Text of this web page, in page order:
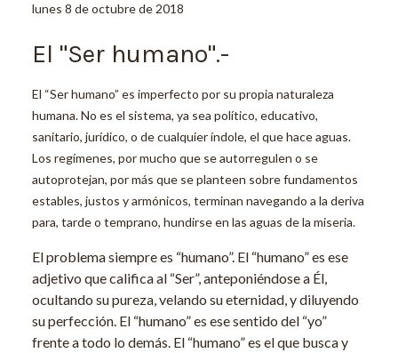
lunes 8 de octubre de 2018
El "Ser humano".-
El “Ser humano” es imperfecto por su propia naturaleza
humana. No es el sistema, ya sea político, educativo,
sanitario, jurídico, o de cualquier índole, el que hace aguas.
Los regímenes, por mucho que se autorregulen o se
autoprotejan, por más que se planteen sobre fundamentos
estables, justos y armónicos, terminan navegando a la deriva
para, tarde o temprano, hundirse en las aguas de la miseria.
El problema siempre es “humano”. El “humano” es ese
adjetivo que califica al “Ser”, anteponiéndose a Él,
ocultando su pureza, velando su eternidad, y diluyendo
su perfección. El “humano” es ese sentido del “yo”
frente a todo lo demás. El “humano” es el que busca y